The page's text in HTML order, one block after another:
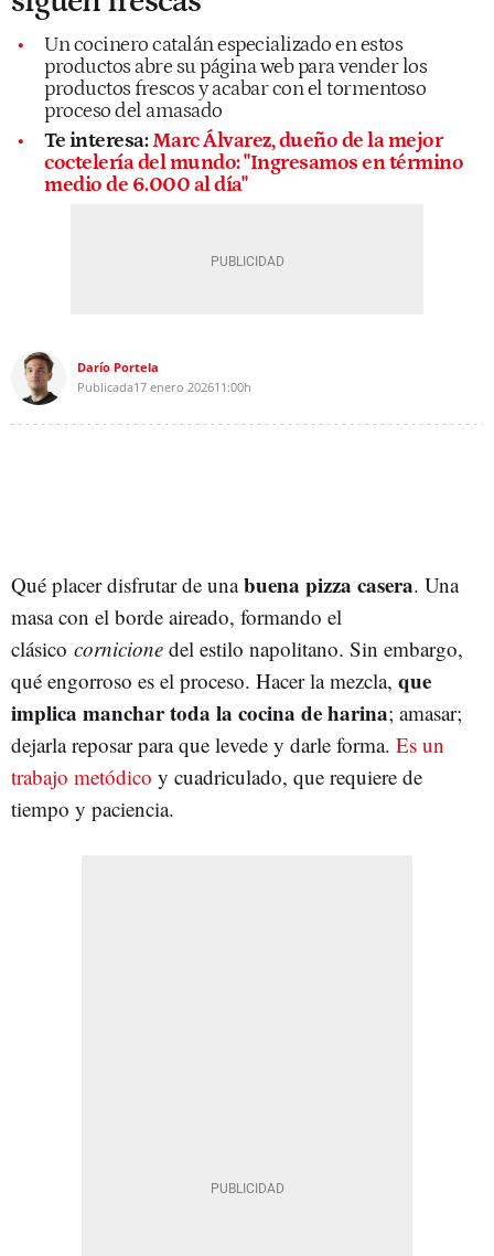
Un cocinero catalán especializado en estos
productos abre su página web para vender los
productos frescos y acabar con el tormentoso
proceso del amasado
Te interesa:Marc Álvarez, dueño de la mejor
coctelería del mundo: "Ingresamos en término
medio de 6.000 al día"
Darío Portela
Publicada17 enero 202611:00h
Qué placer disfrutar de unabuena pizza casera. Una
masa con el borde aireado, formando el
clásico cornicione del estilo napolitano. Sin embargo,
qué engorroso es el proceso. Hacer la mezcla, que
implica manchar toda la cocina de harina; amasar;
dejarla reposar para que levede y darle forma. Es un
trabajo metódico y cuadriculado, que requiere de
tiempo y paciencia.